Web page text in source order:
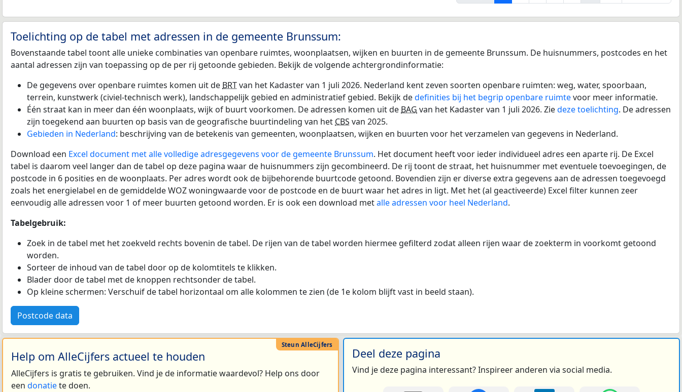
Toelichting op de tabel met adressen in de gemeente Brunssum:
Bovenstaande tabel toont alle unieke combinaties van openbare ruimtes, woonplaatsen, wijken en buurten in de gemeente Brunssum. De huisnummers, postcodes en het
aantal adressen zijn van toepassing op de per rij getoonde gebieden. Bekijk de volgende achtergrondinformatie:
De gegevens over openbare ruimtes komen uit de BRTvan het Kadaster van 1 juli 2026. Nederland kent zeven soorten openbare ruimten: weg, water, spoorbaan,
terrein, kunstwerk (civiel-technisch werk), landschappelijk gebied en administratief gebied. Bekijk dedefinities bij het begrip openbare ruimtevoor meer informatie.
Één straat kan in meer dan één woonplaats, wijk of buurt voorkomen. De adressen komen uit de BAG van het Kadaster van 1 juli 2026. Ziedeze toelichting. De adressen
zijn toegekend aan buurten op basis van de geografische buurtindeling van het CBS van 2025.
Gebieden in Nederland: beschrijving van de betekenis van gemeenten, woonplaatsen, wijken en buurten voor het verzamelen van gegevens in Nederland.
Download een Excel document met alle volledige adresgegevens voor de gemeente Brunssum. Het document heeft voor ieder individueel adres een aparte rij. De Excel
tabel is daarom veel langer dan de tabel op deze pagina waar de huisnummers zijn gecombineerd. De rij toont de straat, het huisnummer met eventuele toevoegingen, de
postcode in 6 posities en de woonplaats. Per adres wordt ook de bijbehorende buurtcode getoond. Bovendien zijn er diverse extra gegevens aan de adressen toegevoegd
zoals het energielabel en de gemiddelde WOZ woningwaarde voor de postcode en de buurt waar het adres in ligt. Met het (al geactiveerde) Excel filter kunnen zeer
eenvoudig alle adressen voor 1 of meer buurten getoond worden. Er is ook een download metalle adressen voor heel Nederland.
Tabelgebruik:
Zoek in de tabel met het zoekveld rechts bovenin de tabel. De rijen van de tabel worden hiermee gefilterd zodat alleen rijen waar de zoekterm in voorkomt getoond
worden.
Sorteer de inhoud van de tabel door op de kolomtitels te klikken.
Blader door de tabel met de knoppen rechtsonder de tabel.
Op kleine schermen: Verschuif de tabel horizontaal om alle kolommen te zien (de 1e kolom blijft vast in beeld staan).
Postcode data
Help om AlleCijfers actueel te houden
AlleCijfers is gratis te gebruiken. Vind je de informatie waardevol? Help ons door
een donatiete doen.
Deel deze pagina
Vind je deze pagina interessant? Inspireer anderen via social media.